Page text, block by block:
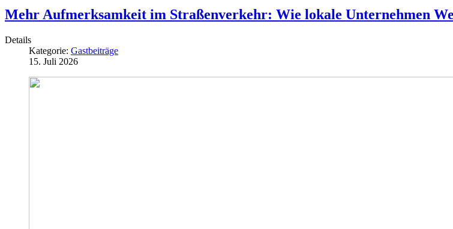
Mehr Aufmerksamkeit im Straßenverkehr: Wie lokale Unternehmen
Details
Kategorie: Gastbeiträge
15. Juli 2026